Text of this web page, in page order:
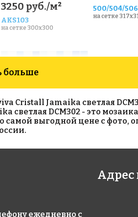
3250 руб./м²
AKS103
на сетке 300x300
500/504/
на сетке
3333 руб./м²
больше
Jamaika светлая
светлая DCM302 - это
самой выгодной цене с фото,
ежедневно с
Адрес